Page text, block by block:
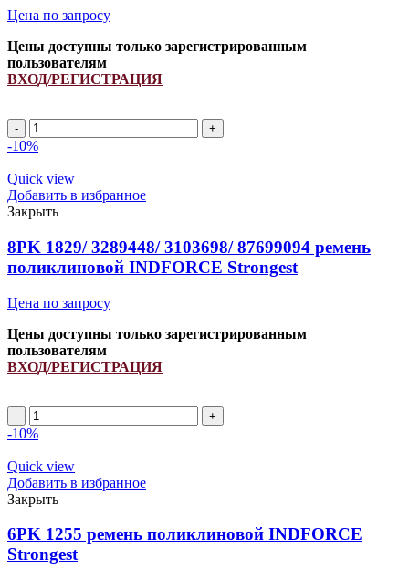
Цена по запросу
Цены доступны только зарегистрированным
пользователям
ВХОД/РЕГИСТРАЦИЯ
Количество
товара
529883D1/
L153281
ремень
поликлиновой
INDFORCE
Strongest
-10%
Quick view
Добавить в избранное
Закрыть
8PK 1829/ 3289448/ 3103698/ 87699094 ремень
поликлиновой INDFORCE Strongest
Цена по запросу
Цены доступны только зарегистрированным
пользователям
ВХОД/РЕГИСТРАЦИЯ
Количество
товара
1829/
3289448/
3103698/
87699094
ремень
поликлиновой
INDFORCE
-10%
Quick view
Добавить в избранное
Закрыть
6PK 1255 ремень поликлиновой INDFORCE
Strongest